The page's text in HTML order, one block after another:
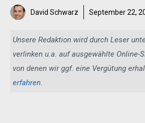
David Schwarz September 22,
Unsere Redaktion wird durch Leser
verlinken u.a. auf ausgewählte Online-
von denen wir ggf. eine Vergütung
erfahren.
Sale bei Decathlon
Jetzt